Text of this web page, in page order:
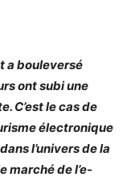
a bouleversé
ont subi une
C’est le cas de
électronique
l’univers de la
marché de l’e-